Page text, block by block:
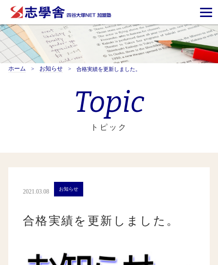
ホーム お知らせ 合格実績を更新しました。
Topic
トピック
2021.03.08 お知らせ
合格実績を更新しました。